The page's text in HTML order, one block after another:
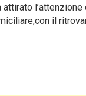
attirato
il